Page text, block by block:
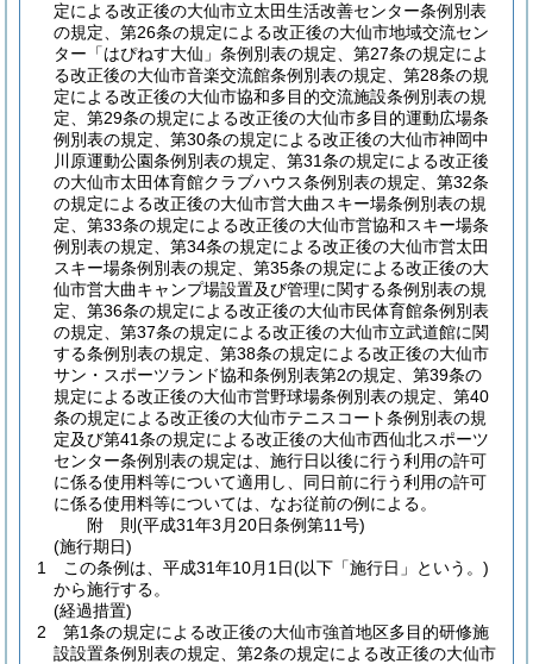
定による改正後の大仙市立太田生活改善センター条例別表
の規定、第26条の規定による改正後の大仙市地域交流セン
ター「はぴねす大仙」条例別表の規定、第27条の規定によ
る改正後の大仙市音楽交流館条例別表の規定、第28条の規
定による改正後の大仙市協和多目的交流施設条例別表の規
定、第29条の規定による改正後の大仙市多目的運動広場条
例別表の規定、第30条の規定による改正後の大仙市神岡中
川原運動公園条例別表の規定、第31条の規定による改正後
の大仙市太田体育館クラブハウス条例別表の規定、第32条
の規定による改正後の大仙市営大曲スキー場条例別表の規
定、第33条の規定による改正後の大仙市営協和スキー場条
例別表の規定、第34条の規定による改正後の大仙市営太田
スキー場条例別表の規定、第35条の規定による改正後の大
仙市営大曲キャンプ場設置及び管理に関する条例別表の規
定、第36条の規定による改正後の大仙市民体育館条例別表
の規定、第37条の規定による改正後の大仙市立武道館に関
する条例別表の規定、第38条の規定による改正後の大仙市
サン・スポーツランド協和条例別表第2の規定、第39条の
規定による改正後の大仙市営野球場条例別表の規定、第40
条の規定による改正後の大仙市テニスコート条例別表の規
定及び第41条の規定による改正後の大仙市西仙北スポーツ
センター条例別表の規定は、施行日以後に行う利用の許可
に係る使用料等について適用し、同日前に行う利用の許可
に係る使用料等については、なお従前の例による。
附 則(平成31年3月20日条例第11号)
(施行期日)
1
この条例は、平成31年10月1日(以下「施行日」という。)
から施行する。
(経過措置)
2
第1条の規定による改正後の大仙市強首地区多目的研修施
設設置条例別表の規定、第2条の規定による改正後の大仙市